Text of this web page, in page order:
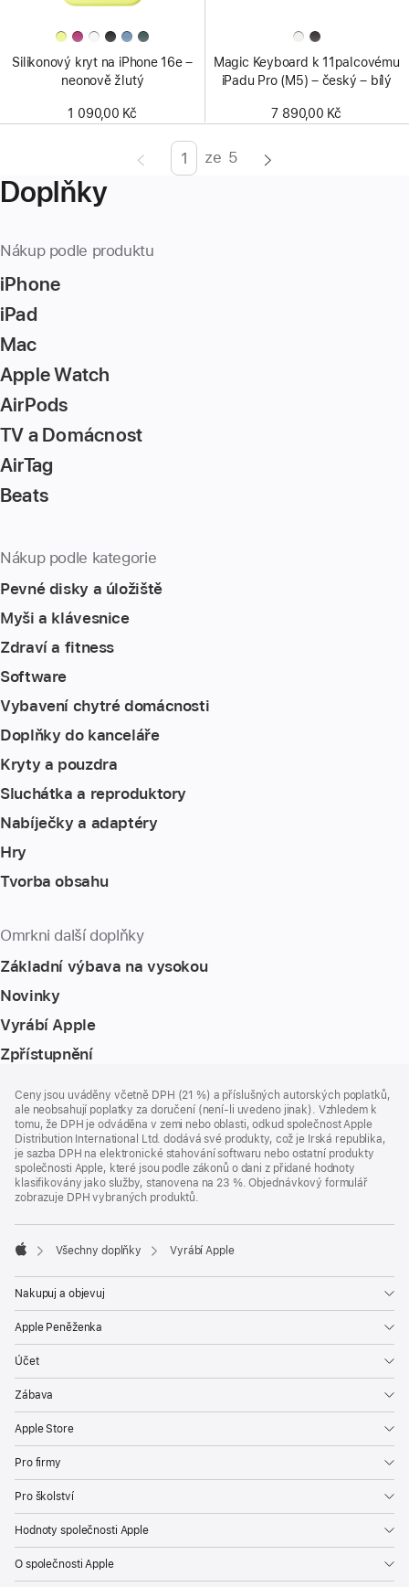
Silikonový kryt na iPhone 16e –
neonově žlutý
1 090,00 Kč
Magic Keyboard k 11palcovému
iPadu Pro (M5) – český – bílý
7 890,00 Kč
Strana
Enter
ze 5
Doplňky
Nákup podle produktu
iPhone
iPad
Mac
Apple Watch
AirPods
TV a Domácnost
AirTag
Beats
Nákup podle kategorie
Pevné disky a úložiště
Myši a klávesnice
Zdraví a fitness
Software
Vybavení chytré domácnosti
Doplňky do kanceláře
Kryty a pouzdra
Sluchátka a reproduktory
Nabíječky a adaptéry
Hry
Tvorba obsahu
Omrkni další doplňky
Základní výbava na vysokou
Novinky
Vyrábí Apple
Zpřístupnění
Ceny jsou uváděny včetně DPH (21 %) a příslušných autorských poplatků,
ale neobsahují poplatky za doručení (není-li uvedeno jinak). Vzhledem k
tomu, že DPH je odváděna v zemi nebo oblasti, odkud společnost Apple
Distribution International Ltd. dodává své produkty, což je Irská republika,
je sazba DPH na elektronické stahování softwaru nebo ostatní produkty
společnosti Apple, které jsou podle zákonů o dani z přidané hodnoty
klasifikovány jako služby, stanovena na 23 %. Objednávkový formulář
zobrazuje DPH vybraných produktů.
Všechny doplňky Vyrábí Apple
Nakupuj a objevuj
Apple Peněženka
Účet
Zábava
Apple Store
Pro firmy
Pro školství
Hodnoty společnosti Apple
O společnosti Apple